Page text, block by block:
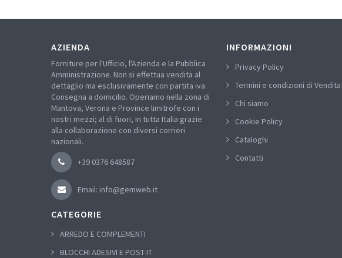
AZIENDA
Forniture per l'Ufficio, l'Azienda e la Pubblica
Amministrazione. Non si effettua vendita al
dettaglio ma esclusivamente con partita iva.
Consegna a domicilio. Operiamo nella zona di
Mantova, Verona e Province limitrofe con i
nostri mezzi; al di fuori, in tutta Italia grazie
alla collaborazione con diversi corrieri
nazionali.
+39 0376 648587
Email: info@gemweb.it
INFORMAZIONI
Privacy Policy
Termini e condizioni di Vendita
Chi siamo
Cookie Policy
Cataloghi
Contatti
CATEGORIE
ARREDO E COMPLEMENTI
BLOCCHI ADESIVI E POST-IT